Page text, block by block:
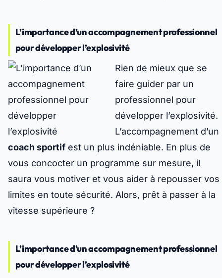
L’importance d’un accompagnement professionnel
pour développer l’explosivité
Rien de mieux que se
faire guider par un
professionnel pour
développer l’explosivité.
L’accompagnement d’un
coach sportif est un plus indéniable. En plus de
vous concocter un programme sur mesure, il
saura vous motiver et vous aider à repousser vos
limites en toute sécurité. Alors, prêt à passer à la
vitesse supérieure ?
L’importance d’un accompagnement professionnel
pour développer l’explosivité